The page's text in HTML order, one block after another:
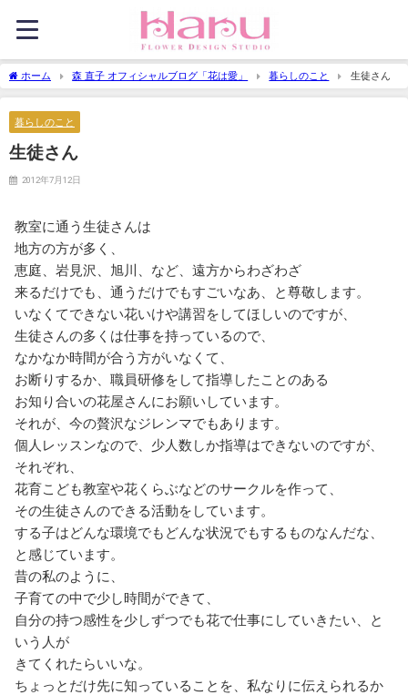
ホーム 森 直子 オフィシャルブログ「花は愛」 暮らしのこと 生徒さん
暮らしのこと
生徒さん
2012年7月12日
教室に通う生徒さんは
地方の方が多く、
恵庭、岩見沢、旭川、など、遠方からわざわざ
来るだけでも、通うだけでもすごいなあ、と尊敬します。
いなくてできない花いけや講習をしてほしいのですが、
生徒さんの多くは仕事を持っているので、
なかなか時間が合う方がいなくて、
お断りするか、職員研修をして指導したことのある
お知り合いの花屋さんにお願いしています。
それが、今の贅沢なジレンマでもあります。
個人レッスンなので、少人数しか指導はできないのですが、
それぞれ、
花育こども教室や花くらぶなどのサークルを作って、
その生徒さんのできる活動をしています。
する子はどんな環境でもどんな状況でもするものなんだな、
と感じています。
昔の私のように、
子育ての中で少し時間ができて、
自分の持つ感性を少しずつでも花で仕事にしていきたい、と
いう人が
きてくれたらいいな。
ちょっとだけ先に知っていることを、私なりに伝えられるか